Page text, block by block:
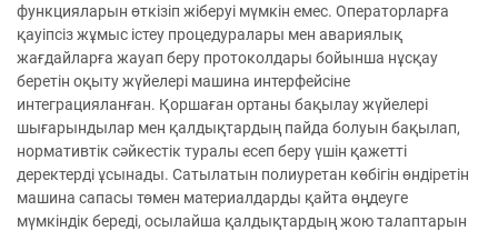
функцияларын өткізіп жіберуі мүмкін емес. Операторларға
қауіпсіз жұмыс істеу процедуралары мен авариялық
жағдайларға жауап беру протоколдары бойынша нұсқау
беретін оқыту жүйелері машина интерфейсіне
интеграцияланған. Қоршаған ортаны бақылау жүйелері
шығарындылар мен қалдықтардың пайда болуын бақылап,
нормативтік сәйкестік туралы есеп беру үшін қажетті
деректерді ұсынады. Сатылатын полиуретан көбігін өндіретін
машина сапасы төмен материалдарды қайта өңдеуге
мүмкіндік береді, осылайша қалдықтардың жою талаптарын